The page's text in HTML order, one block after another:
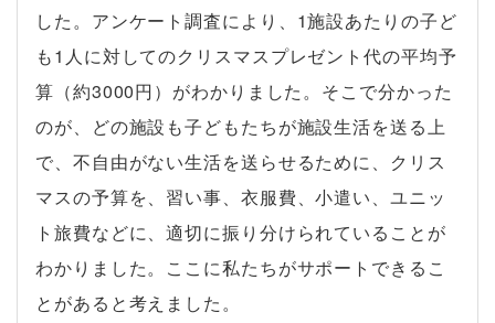
した。アンケート調査により、1施設あたりの子ど
も1人に対してのクリスマスプレゼント代の平均予
算（約3000円）がわかりました。そこで分かった
のが、どの施設も子どもたちが施設生活を送る上
で、不自由がない生活を送らせるために、クリス
マスの予算を、習い事、衣服費、小遣い、ユニッ
ト旅費などに、適切に振り分けられていることが
わかりました。ここに私たちがサポートできるこ
とがあると考えました。